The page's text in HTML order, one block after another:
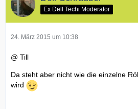
Ex Dell Techi Moderator
24. März 2015 um 10:38
@ Till
Da steht aber nicht wie die einzelne
wird